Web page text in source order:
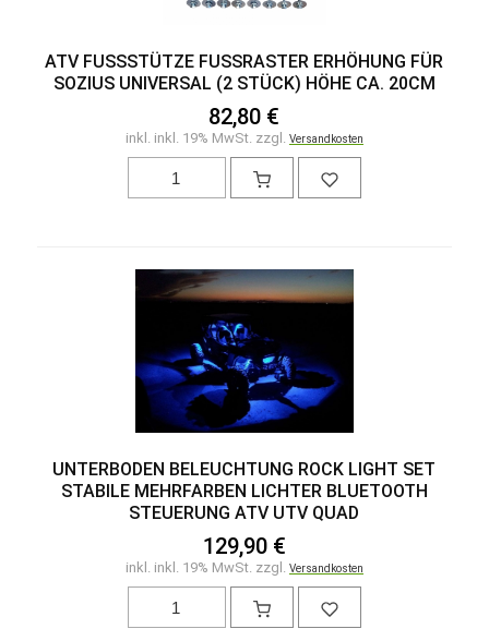
ATV FUSSSTÜTZE FUSSRASTER ERHÖHUNG FÜR SO
ZIUS UNIVERSAL (2 STÜCK) HÖHE CA. 20CM
82,80 €
inkl. inkl. 19% MwSt. zzgl. Versandkosten
UNTERBODEN BELEUCHTUNG ROCK LIGHT SET
STABILE MEHRFARBEN LICHTER BLUETOOTH
STEUERUNG ATV UTV QUAD
129,90 €
inkl. inkl. 19% MwSt. zzgl. Versandkosten